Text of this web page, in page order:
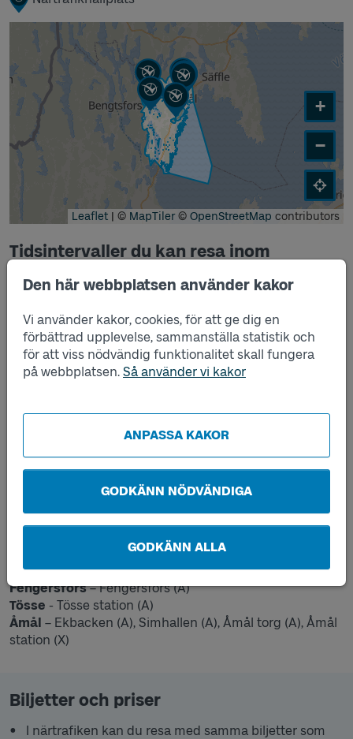
Den här webbplatsen använder kakor
Vi använder kakor, cookies, för att ge dig en
förbättrad upplevelse, sammanställa statistik och
för att viss nödvändig funktionalitet skall fungera
på webbplatsen. Så använder vi kakor
ANPASSA KAKOR
GODKÄNN NÖDVÄNDIGA
GODKÄNN ALLA
+
−
Leaflet | © MapTiler© OpenStreetMap contributors
Tidsintervaller du kan resa inom
Tabellen visar tidsintervaller du kan resa inom
Måndag – fredag:
09:00–10:00
10:30–11:30
12:00–13:00
19:30–20:30
Hållplatser: (hållplatsläge inom parentes)
Edsleskog- Edsleskog affär (A)
Fengersfors– Fengersfors (A)
Tösse - Tösse station (A)
Åmål – Ekbacken (A), Simhallen (A), Åmål torg (A), Åmål
station (X)
Biljetter och priser
I närtrafiken kan du resa med samma biljetter som